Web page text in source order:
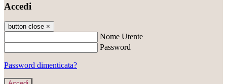
Accedi
button close ×
Nome Utente
Password
Password dimenticata?